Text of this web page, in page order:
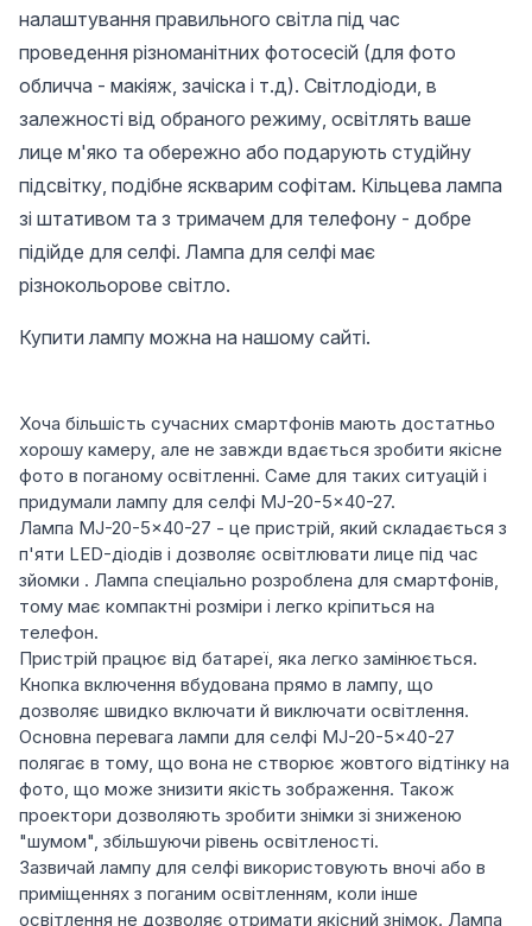
налаштування правильного світла під час
проведення різноманітних фотосесій (для фото
обличча - макіяж, зачіска і т.д). Світлодіоди, в
залежності від обраного режиму, освітлять ваше
лице м'яко та обережно або подарують студійну
підсвітку, подібне яскварим софітам. Кільцева лампа
зі штативом та з тримачем для телефону - добре
підійде для селфі. Лампа для селфі має
різнокольорове світло.
Купити лампу можна на нашому сайті.
Хоча більшість сучасних смартфонів мають достатньо
хорошу камеру, але не завжди вдається зробити якісне
фото в поганому освітленні. Саме для таких ситуацій і
придумали лампу для селфі MJ-20-5x40-27.
Лампа MJ-20-5x40-27 - це пристрій, який складається з
п'яти LED-діодів і дозволяє освітлювати лице під час
зйомки . Лампа спеціально розроблена для смартфонів,
тому має компактні розміри і легко кріпиться на
телефон.
Пристрій працює від батареї, яка легко замінюється.
Кнопка включення вбудована прямо в лампу, що
дозволяє швидко включати й виключати освітлення.
Основна перевага лампи для селфі MJ-20-5x40-27
полягає в тому, що вона не створює жовтого відтінку на
фото, що може знизити якість зображення. Також
проектори дозволяють зробити знімки зі зниженою
"шумом", збільшуючи рівень освітленості.
Зазвичай лампу для селфі використовують вночі або в
приміщеннях з поганим освітленням, коли інше
освітлення не дозволяє отримати якісний знімок. Лампа